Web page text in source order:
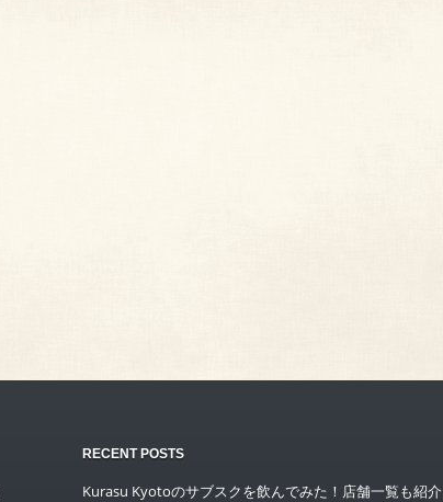
RECENT POSTS
Kurasu Kyotoのサブスクを飲んでみた！店舗一覧も紹介